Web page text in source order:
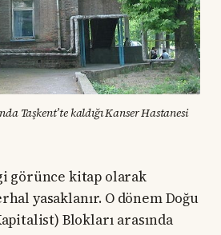
Taşkent’te kaldığı Kanser Hastanesi
görünce kitap olarak
yasaklanır. O dönem Doğu
Blokları arasında